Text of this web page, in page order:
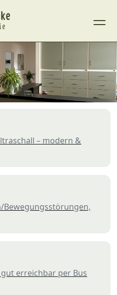
– modern &
Bewegungsstörungen,
erreichbar per Bus